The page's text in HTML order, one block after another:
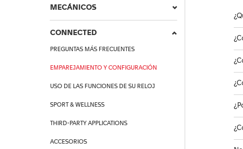
MECÁNICOS
CONNECTED
PREGUNTAS MÁS FRECUENTES
EMPAREJAMIENTO Y CONFIGURACIÓN
USO DE LAS FUNCIONES DE SU RELOJ
SPORT & WELLNESS
THIRD-PARTY APPLICATIONS
ACCESORIOS